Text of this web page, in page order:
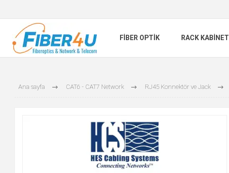
FIBER OPTIK RACK KABINET
Ana sayfa CAT6 - CAT7 Network RJ45 Konnektör ve Jack